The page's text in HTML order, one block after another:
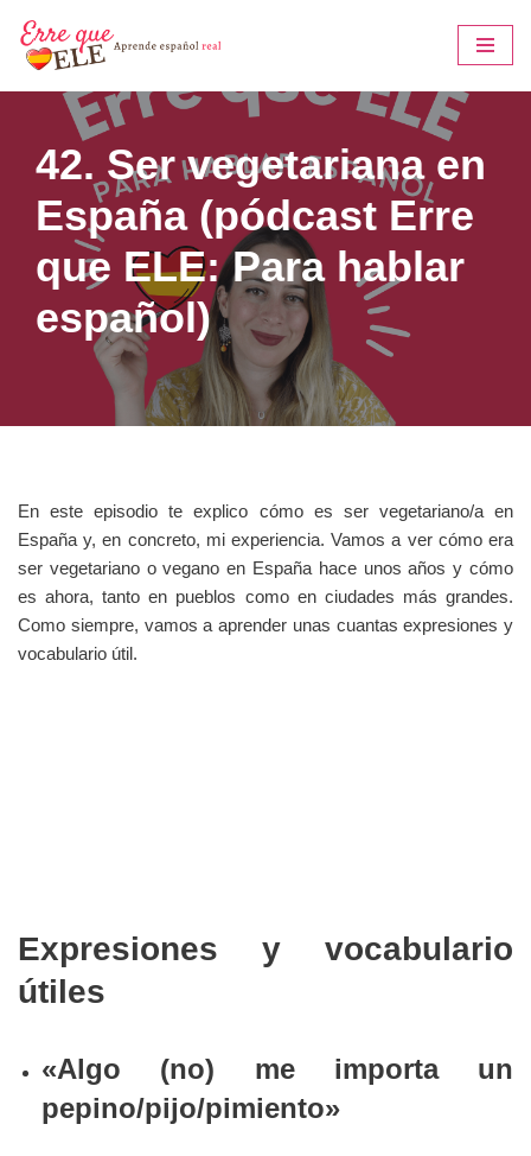
Saltar
al
contenido
42. Ser vegetariana en
España (pódcast Erre
que ELE: Para hablar
español)
En este episodio te explico cómo es ser vegetariano/a en
España y, en concreto, mi experiencia. Vamos a ver cómo era
ser vegetariano o vegano en España hace unos años y cómo
es ahora, tanto en pueblos como en ciudades más grandes.
Como siempre, vamos a aprender unas cuantas expresiones y
vocabulario útil.
Expresiones y vocabulario
útiles
«Algo (no) me importa un
pepino/pijo/pimiento»